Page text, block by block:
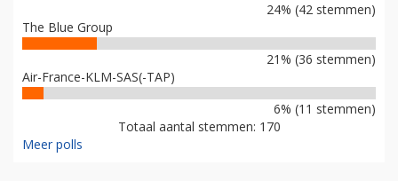
24% (42 stemmen)
The Blue Group
21% (36 stemmen)
Air-France-KLM-SAS(-TAP)
6% (11 stemmen)
Totaal aantal stemmen: 170
Meer polls